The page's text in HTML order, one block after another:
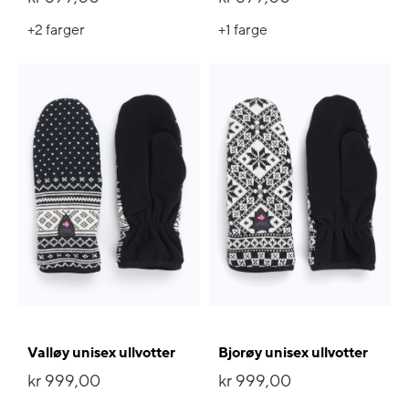
+2farger +1 farge
Valløy unisex ullvotter
kr 999,00
Bjorøy unisex ullvotter
kr 999,00